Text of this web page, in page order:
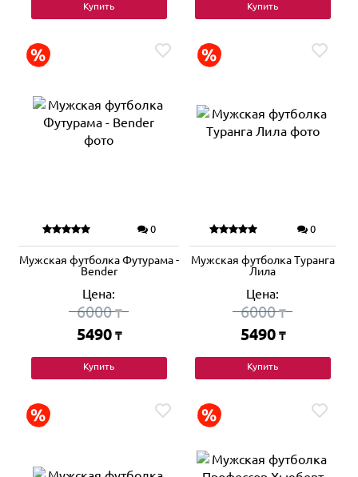
Купить Купить
0
Мужская футболка Футурама -
Bender
Цена:
6000₸
5490 ₸
Купить
0
Мужская футболка Туранга
Лила
Цена:
6000₸
5490 ₸
Купить